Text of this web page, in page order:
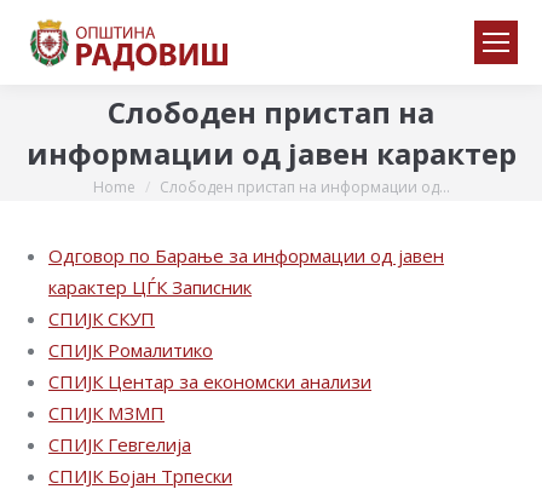
Слободен пристап на
информации од јавен карактер
You are here:
Home Слободен пристап на информации од…
Одговор по Барање за информации од јавен
карактер ЦЃК Записник
СПИЈК СКУП
СПИЈК Ромалитико
СПИЈК Центар за економски анализи
СПИЈК МЗМП
СПИЈК Гевгелија
СПИЈК Бојан Трпески